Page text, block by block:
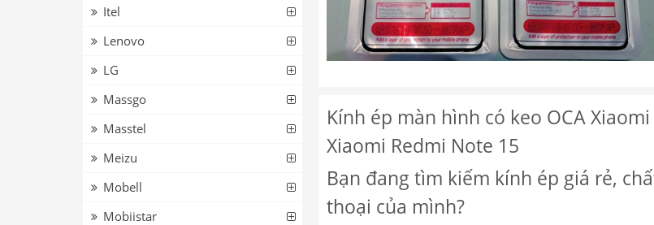
Kính ép màn hình có keo OCA
Xiaomi Redmi Note 15
Bạn đang tìm kiếm kính ép giá rẻ,
thoại của mình?
Itel
Lenovo
LG
Massgo
Masstel
Meizu
Mobell
Mobiistar